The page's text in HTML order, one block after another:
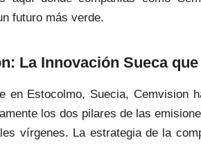
futuro más verde.
La Innovación Sueca
en Estocolmo, Suecia, Cemvision
los dos pilares de las
vírgenes. La estrategia de la